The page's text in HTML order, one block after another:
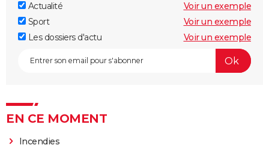
Actualité
Voir un exemple
Sport
Voir un exemple
Les dossiers d'actu
Voir un exemple
EN CE MOMENT
Incendies